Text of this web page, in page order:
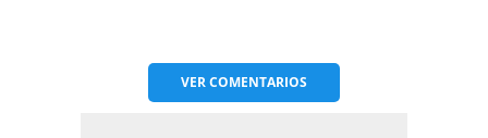
VERCOMENTARIOS